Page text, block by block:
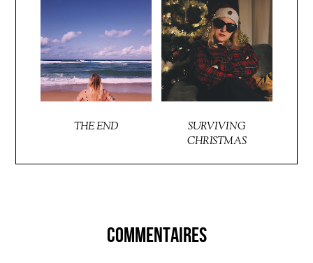
THE END
SURVIVING
CHRISTMAS
COMMENTAIRES